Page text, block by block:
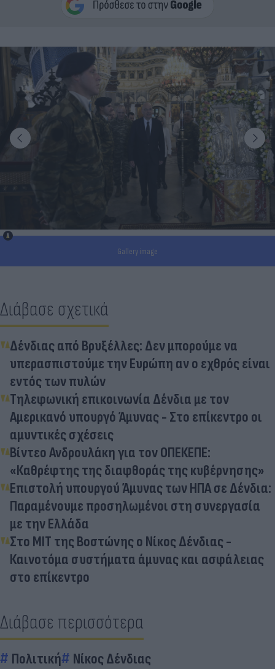
Gallery image
Διάβασε σχετικά
Δένδιας από Βρυξέλλες: Δεν μπορούμε να
υπερασπιστούμε την Ευρώπη αν ο εχθρός είναι
εντός των πυλών
Τηλεφωνική επικοινωνία Δένδια με τον
Αμερικανό υπουργό Άμυνας - Στο επίκεντρο οι
αμυντικές σχέσεις
Βίντεο Ανδρουλάκη για τον ΟΠΕΚΕΠΕ:
«Καθρέφτης της διαφθοράς της κυβέρνησης»
Επιστολή υπουργού Άμυνας των ΗΠΑ σε Δένδια:
Παραμένουμε προσηλωμένοι στη συνεργασία
με την Ελλάδα
Στο MIT της Βοστώνης ο Νίκος Δένδιας -
Καινοτόμα συστήματα άμυνας και ασφάλειας
στο επίκεντρο
Διάβασε περισσότερα
Πολιτική
Νίκος Δένδιας